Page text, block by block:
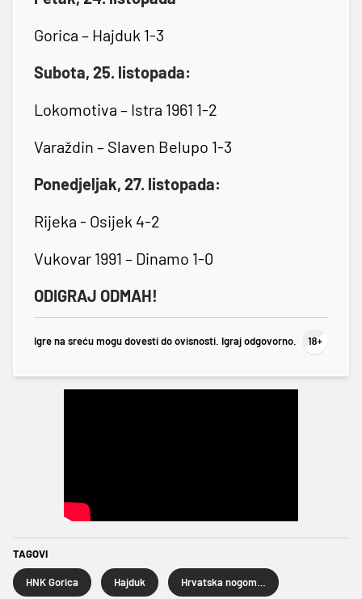
Gorica – Hajduk 1-3
Subota, 25. listopada:
Lokomotiva – Istra 1961 1-2
Varaždin – Slaven Belupo 1-3
Ponedjeljak, 27. listopada:
Rijeka - Osijek 4-2
Vukovar 1991 – Dinamo 1-0
ODIGRAJ ODMAH!
Igre na sreću mogu dovesti do ovisnosti. Igraj odgovorno.
TAGOVI
HNK Gorica Hajduk